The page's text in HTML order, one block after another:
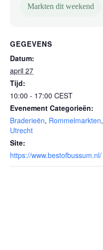
Markten dit weekend
GEGEVENS
Datum:
april 27
Tijd:
10:00 - 17:00 CEST
Evenement Categorieën:
Braderieën, Rommelmarkten,
Utrecht
Site:
https://www.bestofbussum.nl/